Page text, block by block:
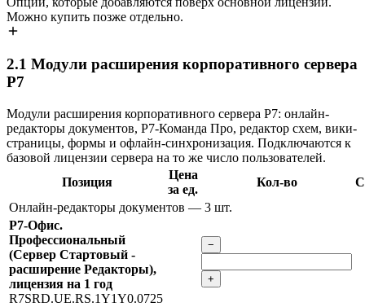
Можно купить позже отдельно.
2.1 Модули расширения корпоративного сервера
Р7
Модули расширения корпоративного сервера Р7: онлайн-
редакторы документов, Р7-Команда Про, редактор схем, вики-
страницы, формы и офлайн-синхронизация. Подключаются к
базовой лицензии сервера на то же число пользователей.
Позиция
Цена
за ед.
Кол-во
Онлайн-редакторы документов — 3 шт.
Р7-Офис.
Профессиональный
(Сервер Стартовый -
расширение Редакторы),
лицензия на 1 год
R7SRD.UE.RS.1Y1Y0.0725
−
+